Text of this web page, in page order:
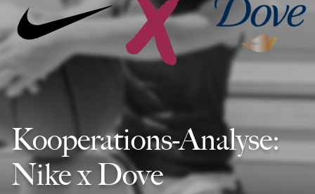
Kooperations-Analyse:
Nike x Dove